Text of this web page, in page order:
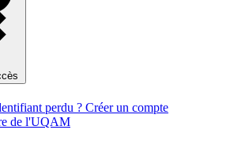
perdu ? Créer un compte